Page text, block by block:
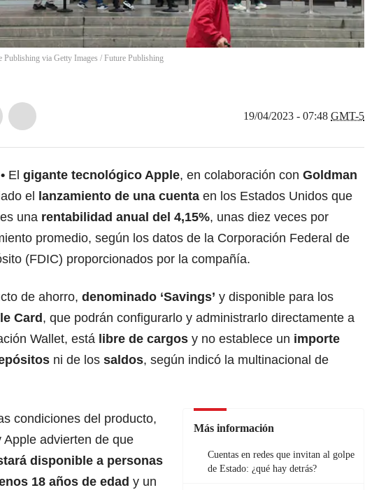
via Getty Images / Future Publishing
19/04/2023 - 07:48 GMT-5
El gigante tecnológico Apple, en colaboración con Goldman
el lanzamiento de una cuenta en los Estados Unidos que
una rentabilidad anual del 4,15%, unas diez veces por
promedio, según los datos de la Corporación Federal de
(FDIC) proporcionados por la compañía.
de ahorro, denominado ‘Savings’ y disponible para los
Card , que podrán configurarlo y administrarlo directamente a
Wallet, está libre de cargos y no establece un importe
ni de los saldos, según indicó la multinacional de
Más información
Cuentas en redes que invitan al golpe
de Estado: ¿qué hay detrás?
condiciones del producto,
Apple advierten de que
disponible a personas
18 años de edad y un